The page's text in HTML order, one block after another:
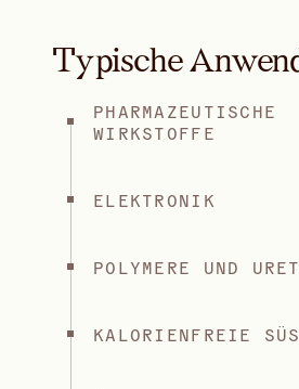
Typische
PHARMAZEUTISCHE
WIRKSTOFFE
ELEKTRONIK
POLYMERE UND
KALORIENFREIE